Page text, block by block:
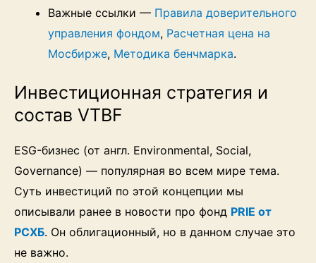
Важные ссылки — Правила доверительного
управления фондом, Расчетная цена на
Мосбирже, Методика бенчмарка.
Инвестиционная стратегия и
состав VTBF
ESG-бизнес (от англ. Environmental, Social,
Governance) — популярная во всем мире тема.
Суть инвестиций по этой концепции мы
описывали ранее в новости про фонд PRIE от
РСХБ. Он облигационный, но в данном случае это
не важно.